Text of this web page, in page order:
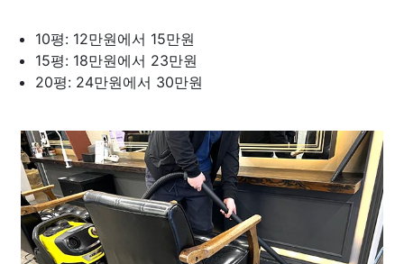
10평: 12만원에서 15만원
15평: 18만원에서 23만원
20평: 24만원에서 30만원